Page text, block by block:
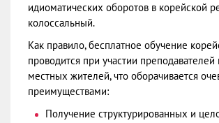
идиоматических оборотов в корейской
колоссальный.
Как правило, бесплатное обучение
проводится при участии преподавателей
местных жителей, что оборачивается
преимуществами:
Получение структурированных и